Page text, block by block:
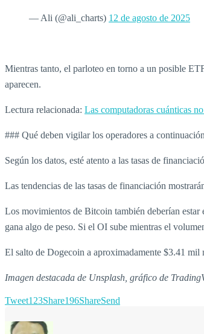
— Ali (@ali_charts) 12 de agosto de 2025
Mientras tanto, el parloteo en torno a un posible
aparecen.
Lectura relacionada: Las computadoras cuánticas
### Qué deben vigilar los operadores a continuación
Según los datos, esté atento a las tasas de
Las tendencias de las tasas de financiación
Los movimientos de Bitcoin también deberían estar
gana algo de peso. Si el OI sube mientras el
El salto de Dogecoin a aproximadamente $3.41
Imagen destacada de Unsplash, gráfico de
Tweet123Share196ShareSend